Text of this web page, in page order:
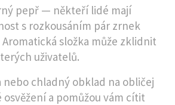
pepř — někteří lidé mají
s rozkousáním pár zrnek
složka může zklidnit
uživatelů.
nebo chladný obklad na obličej
a pomůžou vám cítit